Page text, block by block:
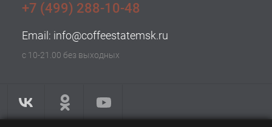
+7 (499) 288-10-48
Email: info@coffeestatemsk.ru
с 10-21.00 без выходных